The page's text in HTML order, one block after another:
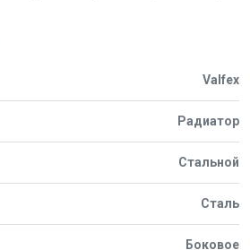
Valfex
Радиатор
Стальной
Сталь
Боковое